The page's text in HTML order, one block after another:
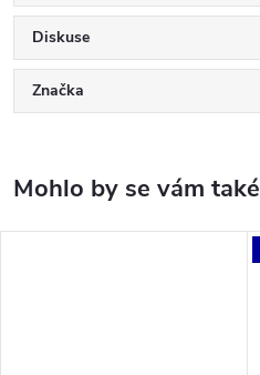
Diskuse
Značka